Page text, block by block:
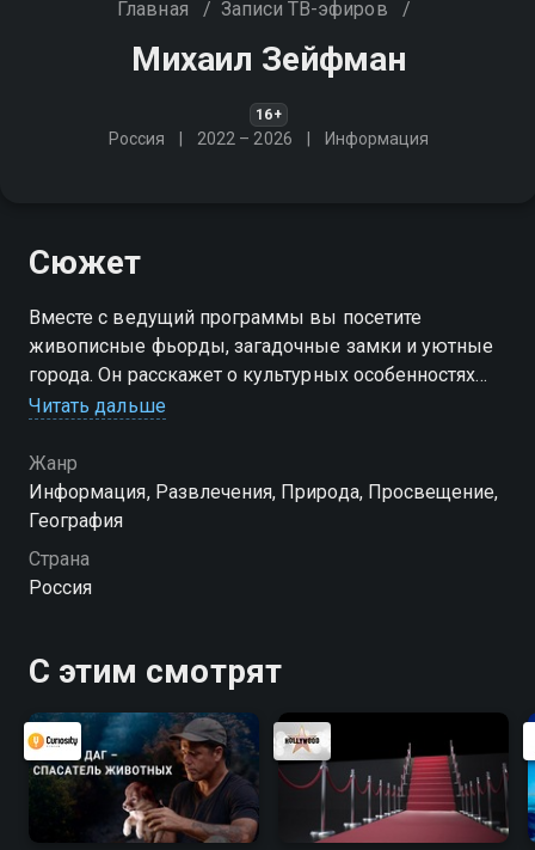
Главная / Записи ТВ-эфиров /
Михаил Зейфман
16+
Россия 2022 – 2026 Информация
Сюжет
Вместе с ведущий программы вы посетите
живописные фьорды, загадочные замки и уютные
города. Он расскажет о культурных особенностях
стран, покажет самые интересные места и
местными жителями
Читать дальше
Жанр
Информация, Развлечения, Природа, Просвещение,
География
Страна
Россия
С этим смотрят